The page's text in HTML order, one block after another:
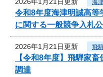
海
令和8年度海津明誠高等
に関する一般競争入札
2026年1月21日更新 飛
【令和8年度】飛騨家
調達